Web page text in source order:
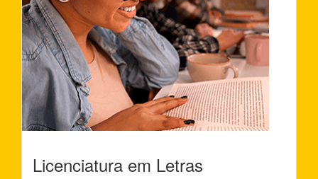
Licenciatura em Letras